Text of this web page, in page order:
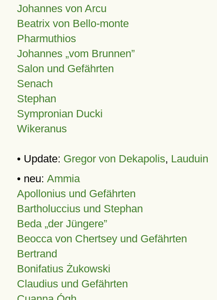
Johannes von Arcu
Beatrix von Bello-monte
Pharmuthios
Johannes vom Brunnen
Salon und Gefährten
Senach
Stephan
Sympronian Ducki
Wikeranus
• Update: Gregor von Dekapolis, Lauduin
• neu: Ammia
Apollonius und Gefährten
Bartholuccius und Stephan
Beda „der Jüngere”
Beocca von Chertsey und Gefährten
Bertrand
Bonifatius Żukowski
Claudius und Gefährten